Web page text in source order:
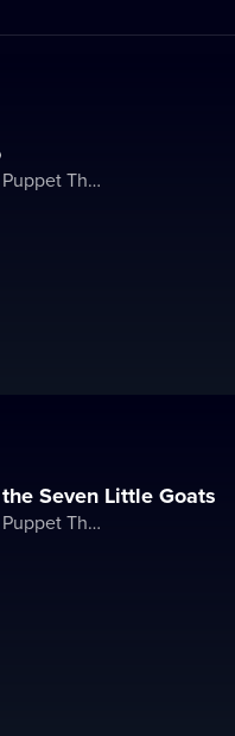
Ivano-Frankivsk Puppet Theater
Seven Little Goats
Ivano-Frankivsk Puppet Theater